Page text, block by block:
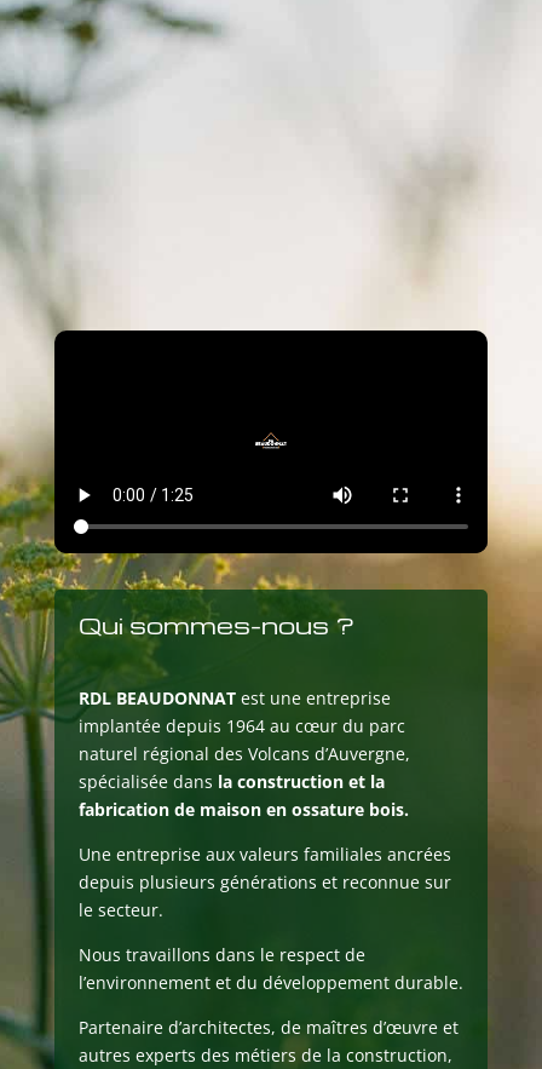
Qui sommes-nous ?
RDL BEAUDONNATest une entreprise
implantée depuis 1964 au cœur du parc
naturel régional des Volcans d’Auvergne,
spécialisée dans la construction et la
fabrication de maison en ossature bois.
Une entreprise aux valeurs familiales ancrées
depuis plusieurs générations et reconnue sur
le secteur.
Nous travaillons dans le respect de
l’environnement et du développement durable.
Partenaire d’architectes, de maîtres d’œuvre et
autres experts des métiers de la construction,